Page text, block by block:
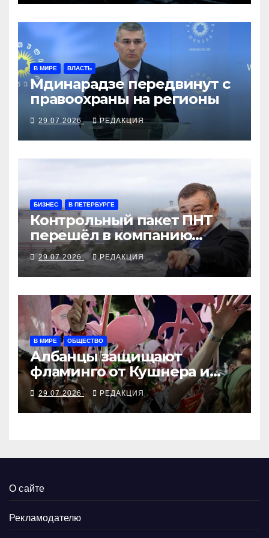
В МИРЕ ВЛАСТЬ
Мдинарадзе передвинут с
правоохраны на регионы
29.07.2026 РЕДАКЦИЯ
БИЗНЕС В ПЕТЕРБУРГЕ
Контрольный пакет ПНТ
перешёл в компанию
Ротенбергов
29.07.2026 РЕДАКЦИЯ
В МИРЕ ОБЩЕСТВО
Албанцы защищают
фламинго от Кушнера и
Рамы
29.07.2026 РЕДАКЦИЯ
О сайте
Рекламодателю